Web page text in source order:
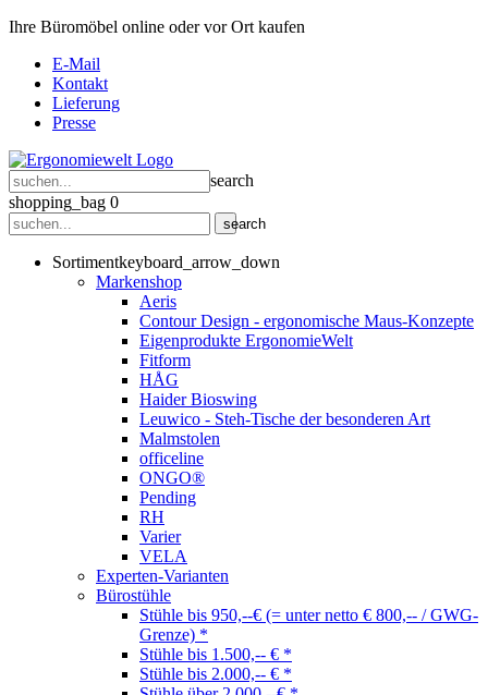
Ihre Büromöbel online oder vor Ort kaufen
E-Mail
Kontakt
Lieferung
Presse
search
shopping_bag 0
search
Sortimentkeyboard_arrow_down
Markenshop
Aeris
Contour Design - ergonomische Maus-Konzepte
Eigenprodukte ErgonomieWelt
Fitform
HÅG
Haider Bioswing
Leuwico - Steh-Tische der besonderen Art
Malmstolen
officeline
ONGO®
Pending
RH
Varier
VELA
Experten-Varianten
Bürostühle
Stühle bis 950,--€ (= unter netto € 800,-- / GWG-
Grenze) *
Stühle bis 1.500,-- € *
Stühle bis 2.000,-- € *